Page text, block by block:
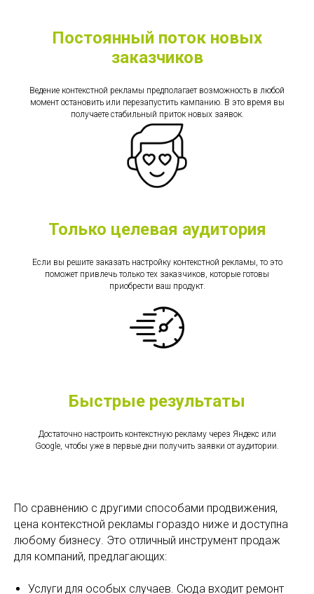
Постоянный поток новых
заказчиков
Ведение контекстной рекламы предполагает возможность в любой
момент остановить или перезапустить кампанию. В это время вы
получаете стабильный приток новых заявок.
Только целевая аудитория
Если вы решите заказать настройку контекстной рекламы, то это
поможет привлечь только тех заказчиков, которые готовы
приобрести ваш продукт.
Быстрые результаты
Достаточно настроить контекстную рекламу через Яндекс или
Google, чтобы уже в первые дни получить заявки от аудитории.
По сравнению с другими способами продвижения,
цена контекстной рекламы гораздо ниже и доступна
любому бизнесу. Это отличный инструмент продаж
для компаний, предлагающих:
Услуги для особых случаев. Сюда входит ремонт